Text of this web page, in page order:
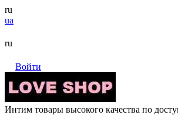
ru
ua
ru
Войти
Интим товары высокого качества по